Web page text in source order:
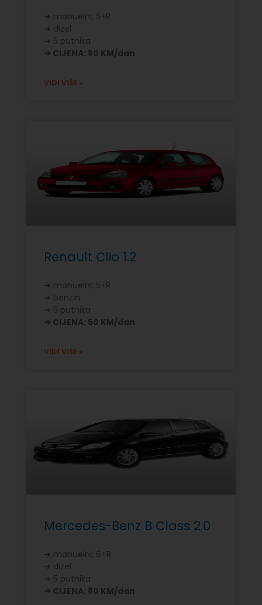
➔ manuelni; 5+R
➔ dizel
➔ 5 putnika
➔ CIJENA: 80 KM/dan
VIDI VIŠE »
Renault Clio 1.2
➔ manuelni; 5+R
➔ benzin
➔ 5 putnika
➔ CIJENA: 50 KM/dan
VIDI VIŠE »
Mercedes-Benz B Class 2.0
➔ manuelni; 6+R
➔ dizel
➔ 5 putnika
➔ CIJENA: 80 KM/dan